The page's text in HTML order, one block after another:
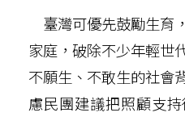
臺灣可優先鼓勵生育
家庭，破除不少年輕世
不願生、不敢生的社會
慮民團建議把照顧支